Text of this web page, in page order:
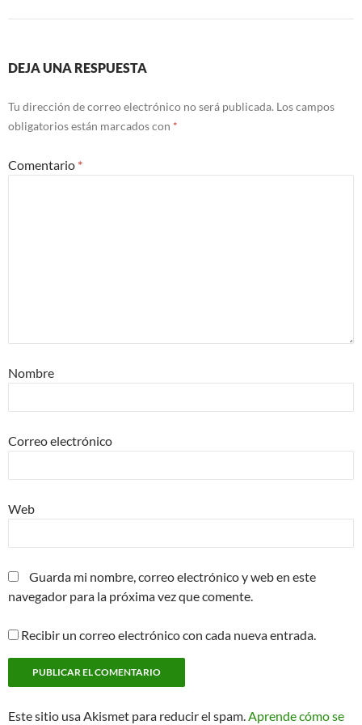
DEJA UNA RESPUESTA
Tu dirección de correo electrónico no será publicada. Los campos
obligatorios están marcados con *
Comentario *
Nombre
Correo electrónico
Web
Guarda mi nombre, correo electrónico y web en este
navegador para la próxima vez que comente.
Recibir un correo electrónico con cada nueva entrada.
Este sitio usa Akismet para reducir el spam.Aprende cómo se